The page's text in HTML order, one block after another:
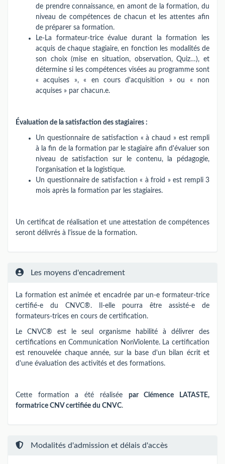
de prendre connaissance, en amont de la formation, du
niveau de compétences de chacun et les attentes afin
de préparer sa formation.
Le-La formateur-trice évalue durant la formation les
acquis de chaque stagiaire, en fonction les modalités de
son choix (mise en situation, observation, Quiz…), et
détermine si les compétences visées au programme sont
« acquises », « en cours d'acquisition » ou « non
acquises » par chacun.e.
Évaluation de la satisfaction des stagiaires :
Un questionnaire de satisfaction « à chaud » est rempli
à la fin de la formation par le stagiaire afin d'évaluer son
niveau de satisfaction sur le contenu, la pédagogie,
l'organisation et la logistique.
Un questionnaire de satisfaction « à froid » est rempli 3
mois après la formation par les stagiaires.
Un certificat de réalisation et une attestation de compétences
seront délivrés à l'issue de la formation.
Les moyens d'encadrement
La formation est animée et encadrée par un-e formateur-trice
certifié-e du CNVC®. Il-elle pourra être assisté-e de
formateurs-trices en cours de certification.
Le CNVC® est le seul organisme habilité à délivrer des
certifications en Communication NonViolente. La certification
est renouvelée chaque année, sur la base d'un bilan écrit et
d'une évaluation des activités et des formations.
Cette formation a été réalisée par Clémence LATASTE,
formatrice CNV certifiée du CNVC.
Modalités d'admission et délais d'accès